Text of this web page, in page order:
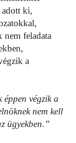
adott ki,
feladata
a
éppen végzik a
nem kell
ügyekben.”